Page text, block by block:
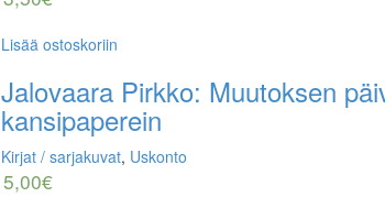
Lisää ostoskoriin
Jalovaara Pirkko: Muutoksen
kansipaperein
Kirjat / sarjakuvat, Uskonto
5,00€